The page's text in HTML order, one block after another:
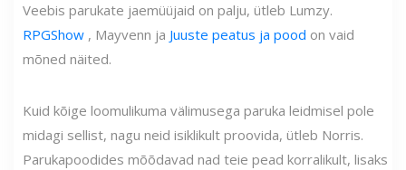
Veebis parukate jaemüüjaid on palju, ütleb Lumzy.
RPGShow , Mayvenn ja Juuste peatus ja pood on vaid
mõned näited.
Kuid kõige loomulikuma välimusega paruka leidmisel pole
midagi sellist, nagu neid isiklikult proovida, ütleb Norris.
Parukapoodides mõõdavad nad teie pead korralikult, lisaks